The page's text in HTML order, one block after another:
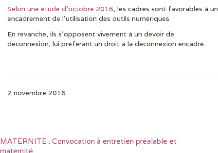
Selon une étude d’octobre 2016, les cadres sont favorables à un
encadrement de l’utilisation des outils numériques.
En revanche, ils s’opposent vivement à un devoir de
déconnexion, lui préférant un droit à la déconnexion encadré.
2 novembre 2016
MATERNITE : Convocation à entretien préalable et
maternité